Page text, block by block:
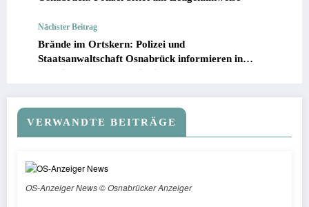
Nächster Beitrag
Brände im Ortskern: Polizei und
Staatsanwaltschaft Osnabrück informieren in
gemeinsamer Pressemitteilung
VERWANDTE BEITRÄGE
OS-Anzeiger News © Osnabrücker Anzeiger